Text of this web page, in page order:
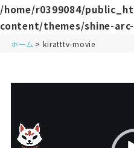
/home/r0399084/
content/themes/shine-
ホーム kiratttv-movie
レ